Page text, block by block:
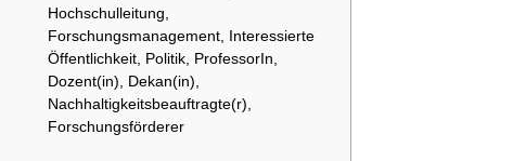
Hochschulleitung,
Forschungsmanagement, Interessierte
Öffentlichkeit, Politik, ProfessorIn,
Dozent(in), Dekan(in),
Nachhaltigkeitsbeauftragte(r),
Forschungsförderer